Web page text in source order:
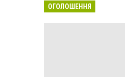
ОГОЛОШЕННЯ